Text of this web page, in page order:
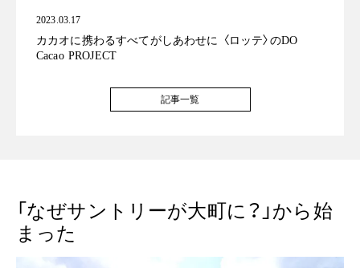
2023.03.17
カカオに携わるすべてがしあわせに 〈ロッテ〉のDO
Cacao PROJECT
記事一覧
「なぜサントリーが大町に？」から始
まった